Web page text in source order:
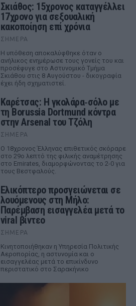
Σκιάθος: 15χρονος καταγγέλλει
17χρονο για σεξουαλική
κακοποίηση επί χρόνια
ΣΉΜΕΡΑ
Η υπόθεση αποκαλύφθηκε όταν ο
ανήλικος ενημέρωσε τους γονείς του και
προσέφυγε στο Αστυνομικό Τμήμα
Σκιάθου στις 8 Αυγούστου - δικογραφία
έχει ήδη σχηματιστεί.
Καρέτσας: Η γκολάρα‑σόλο με
τη Borussia Dortmund κόντρα
στην Arsenal του Τζόλη
ΣΉΜΕΡΑ
Ο 18χρονος Έλληνας επιθετικός σκόραρε
στο 29ο λεπτό της φιλικής αναμέτρησης
στο Emirates, διαμορφώνοντας το 2-0 για
τους Βεστφαλούς.
Ελικόπτερο προσγειώνεται σε
λουόμενους στη Μήλο:
Παρέμβαση εισαγγελέα μετά το
viral βίντεο
ΣΉΜΕΡΑ
Κινητοποιήθηκαν η Υπηρεσία Πολιτικής
Αεροπορίας, η αστυνομία και ο
εισαγγελέας μετά το επικίνδυνο
περιστατικό στο Σαρακήνικο